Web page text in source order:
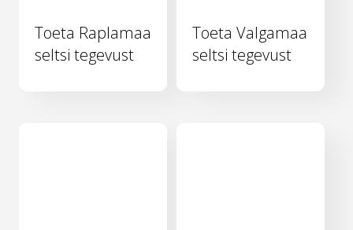
Toeta Raplamaa
seltsi tegevust
Toeta Valgamaa
seltsi tegevust